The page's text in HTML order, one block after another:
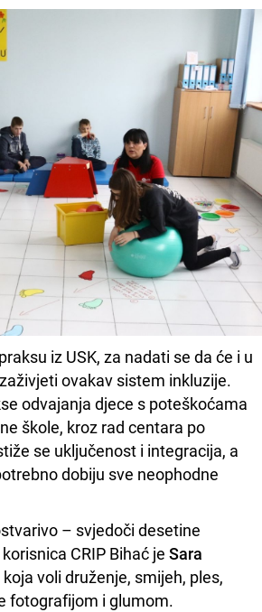
iz USK, za nadati se da će i u
ovakav sistem inkluzije.
odvajanja djece s poteškoćama
škole, kroz rad centara po
se uključenost i integracija, a
dobiju sve neophodne
– svjedoči desetine
CRIP Bihać je Sara
voli druženje, smijeh, ples,
fotografijom i glumom.